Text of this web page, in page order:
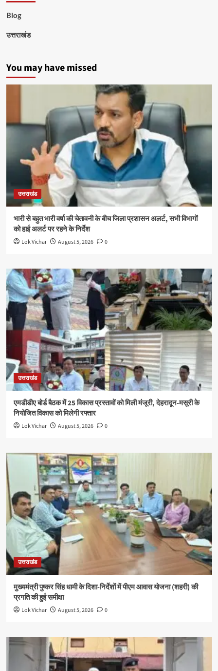
Blog
उत्तराखंड
You may have missed
उत्तराखंड
भारी से बहुत भारी वर्षा की चेतावनी के बीच जिला प्रशासन अलर्ट, सभी विभागों
को हाई अलर्ट पर रहने के निर्देश
Lok Vichar August 5, 2026 0
उत्तराखंड
एमडीडीए बोर्ड बैठक में 25 विकास प्रस्तावों को मिली मंजूरी, देहरादून-मसूरी के
नियोजित विकास को मिलेगी रफ्तार
Lok Vichar August 5, 2026 0
उत्तराखंड
मुख्यमंत्री पुष्कर सिंह धामी के दिशा-निर्देशों में पीएम आवास योजना (शहरी) की
प्रगति की हुई समीक्षा
Lok Vichar August 5, 2026 0